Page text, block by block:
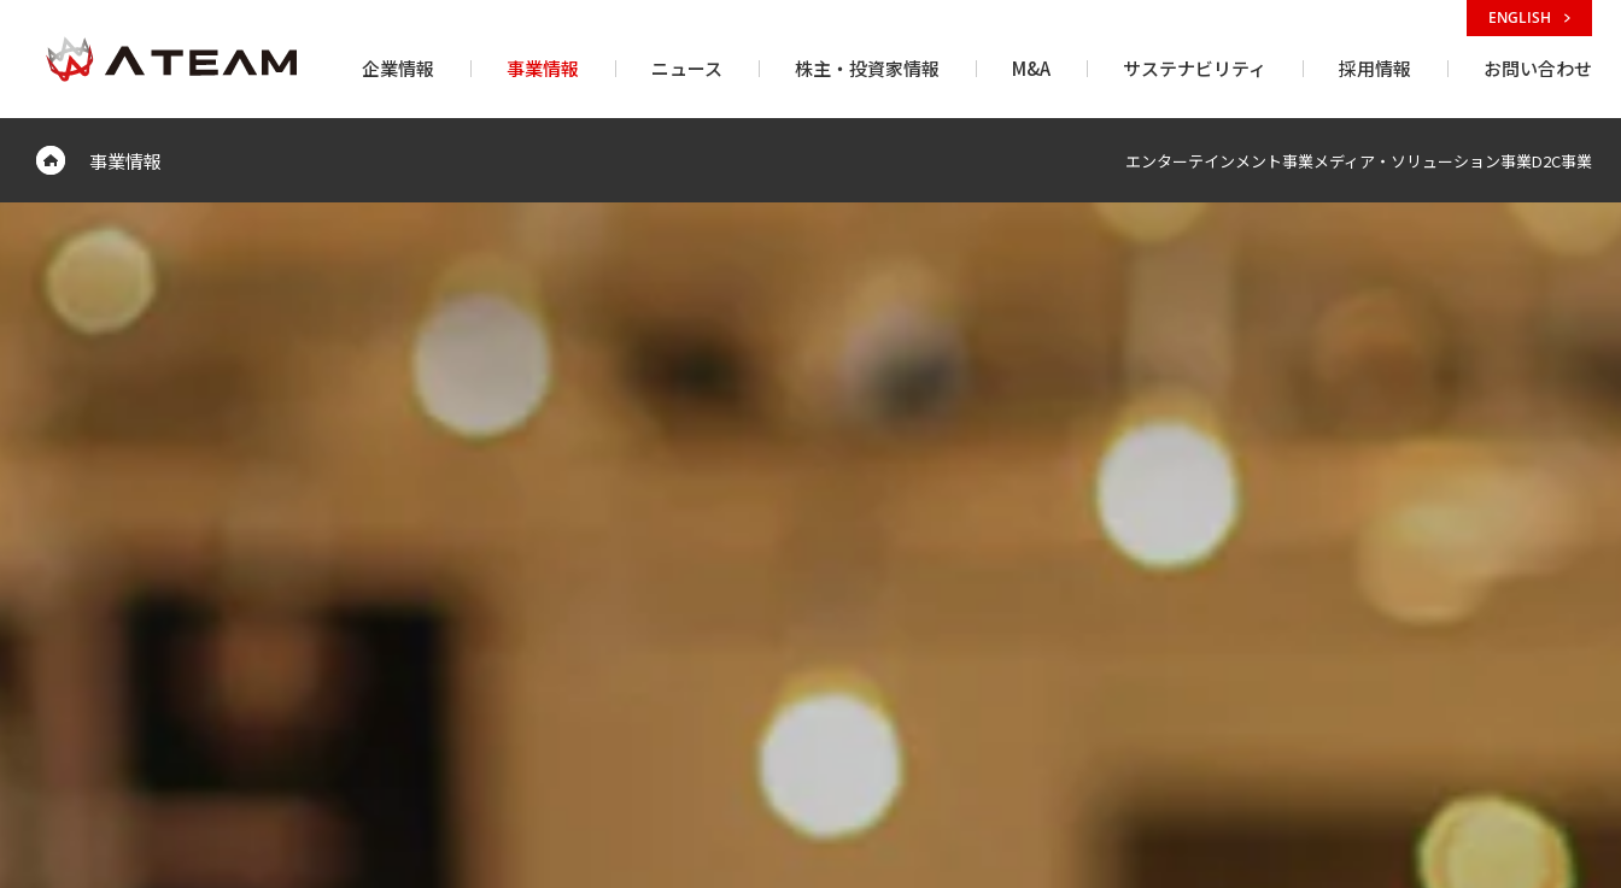
企業情報 事業情報 ニュース 株主・投資家情報 M&A サステナビリティ 採用情報 お問い合わせ
ENGLISH
事業情報 エンターテインメント事業メディア・ソリューション事業D2C事業